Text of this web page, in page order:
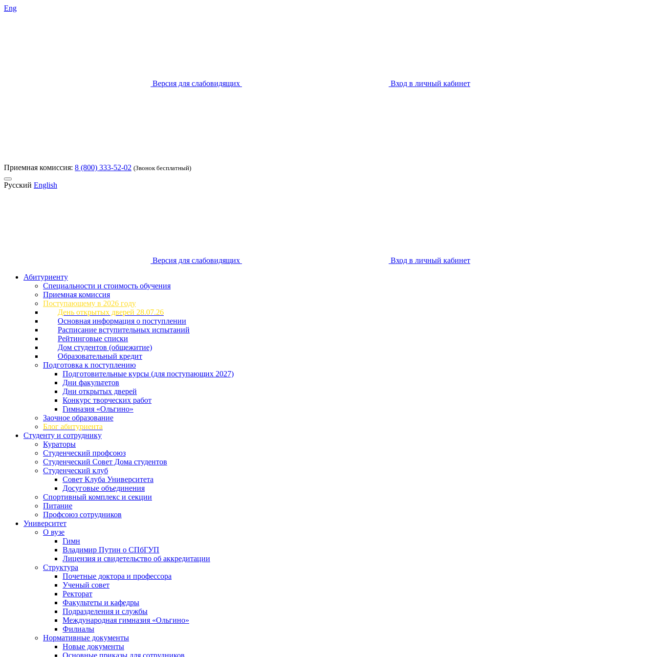
Eng
Версия для слабовидящих Вход в личный кабинет
Приемная комиссия: 8 (800) 333-52-02 (Звонок бесплатный)
Русский English
Версия для слабовидящих
Вход в личный кабинет
Абитуриенту
Специальности и стоимость обучения
Приемная комиссия
Поступающему в 2026 году
День открытых дверей 28.07.26
Основная информация о поступлении
Расписание вступительных испытаний
Рейтинговые списки
Дом студентов (общежитие)
Образовательный кредит
Подготовка к поступлению
Подготовительные курсы (для поступающих 2027)
Дни факультетов
Дни открытых дверей
Конкурс творческих работ
Гимназия «Ольгино»
Заочное образование
Блог абитуриента
Студенту и сотруднику
Кураторы
Студенческий профсоюз
Студенческий Совет Дома студентов
Студенческий клуб
Совет Клуба Университета
Досуговые объединения
Спортивный комплекс и секции
Питание
Профсоюз сотрудников
Университет
О вузе
Гимн
Владимир Путин о СПбГУП
Лицензия и свидетельство об аккредитации
Структура
Почетные доктора и профессора
Ученый совет
Ректорат
Факультеты и кафедры
Подразделения и службы
Международная гимназия «Ольгино»
Филиалы
Нормативные документы
Новые документы
Основные приказы для сотрудников